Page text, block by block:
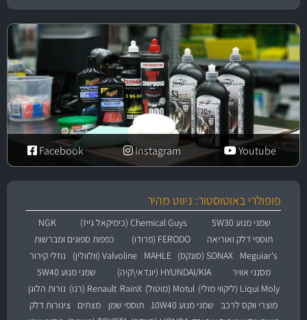
Youtube
Instagram
Facebook
פופולרי באוטוסטור: ניווט מהיר
שמני מנוע 5W30 Chemical Guys (כימיקאל גייז)
NGK
תוספי דלק ואוריאה
FERODO (פרודו)
כפפות ספוגים ומברשות
Meguiar's
SONAX (סונקס) MAHLE Valvoline (וולוולין)
נוזלי קירור
מסנני אוויר
HYUNDAI/KIA (יונדאי\קיה)
שמני מנוע 5W40
Liqui Moly (ליקווי מולי)
Motul (מוטול) RainX Renault (רנו)
נורות הלוגן
מוצרי ווקס לרכב
שמני מנוע 10W40 תוספי שמן מצתים
צינורות דלק